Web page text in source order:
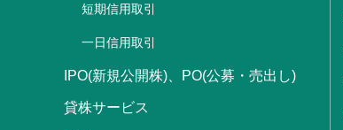
短期信用取引
一日信用取引
IPO(新規公開株)、PO(公募・売出し)
貸株サービス